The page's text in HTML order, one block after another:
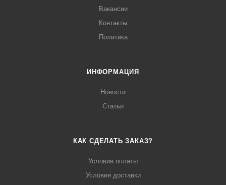
Вакансии
Контакты
Политика
ИНФОРМАЦИЯ
Новости
Статьи
КАК СДЕЛАТЬ ЗАКАЗ?
Условия оплаты
Условия доставки